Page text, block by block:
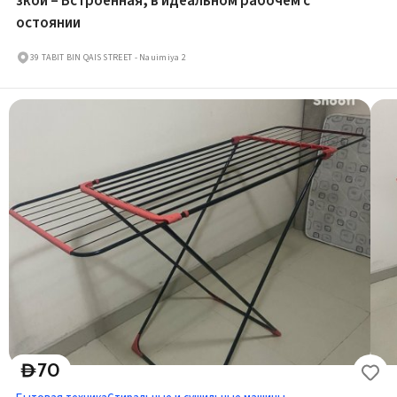
остоянии
39 TABIT BIN QAIS STREET - Nauimiya 2
D70